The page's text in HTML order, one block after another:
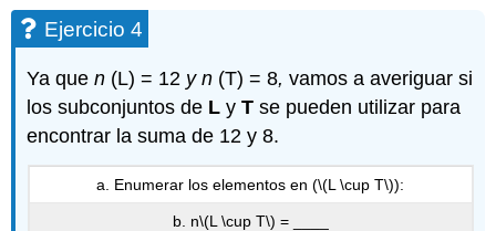
Ejercicio 4
Ya quen (L) = 12 y n (T) = 8, vamos a averiguar si
los subconjuntos de L yT se pueden utilizar para
encontrar la suma de 12 y 8.
a. Enumerar los elementos en (\(L \cup T\)):
b. n\(L \cup T\) = ____